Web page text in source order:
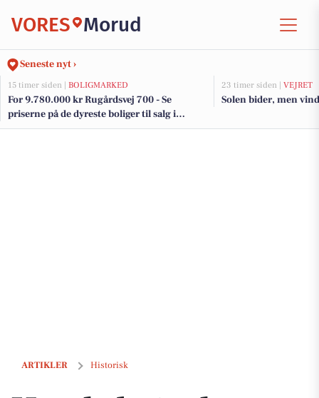
VORES Morud
Seneste nyt ›
15 timer siden | BOLIGMARKED
For 9.780.000 kr Rugårdsvej 700 - Se
priserne på de dyreste boliger til salg i
Morud
23 timer siden | VEJRET
Solen bider, men
ARTIKLER Historisk
Hvad skete der langfredag? Få historien her